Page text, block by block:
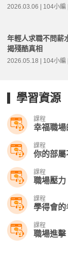
2026.03.06 | 104小編
年輕人求職不問薪
揭殘酷真相
2026.05.18 | 104小編
學習資源
課程
幸福職場
課程
你的部屬
課程
職場壓力
課程
學得會的
課程
職場進擊